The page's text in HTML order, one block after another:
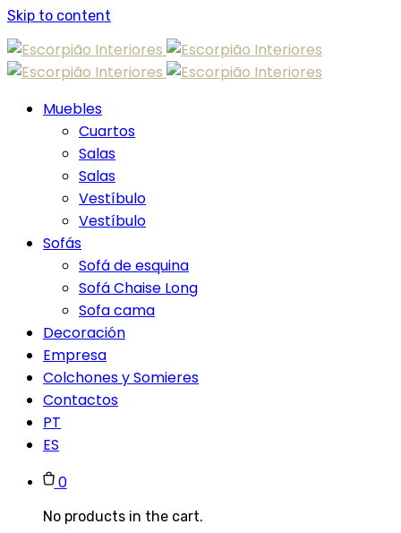
Skip to content
Muebles
Cuartos
Salas
Salas
Vestíbulo
Vestíbulo
Sofás
Sofá de esquina
Sofá Chaise Long
Sofa cama
Decoración
Empresa
Colchones y Somieres
Contactos
PT
ES
0
No products in the cart.